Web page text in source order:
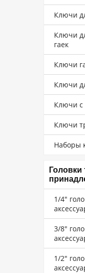
Ключи
Ключи
гаек
Ключи
Ключи
Ключи с
Ключи
Наборы
1/4"
3/8"
1/2"